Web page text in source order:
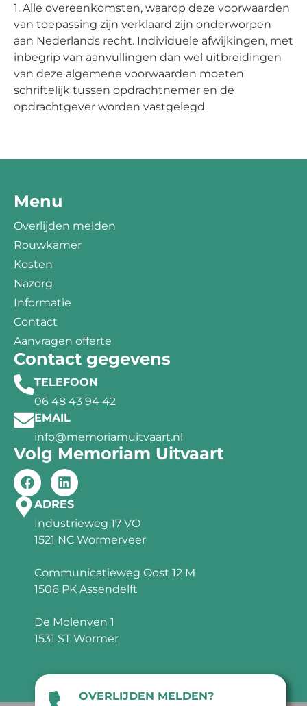
1. Alle overeenkomsten, waarop deze voorwaarden
van toepassing zijn verklaard zijn onderworpen
aan Nederlands recht. Individuele afwijkingen, met
inbegrip van aanvullingen dan wel uitbreidingen
van deze algemene voorwaarden moeten
schriftelijk tussen opdrachtnemer en de
opdrachtgever worden vastgelegd.
Menu
Overlijden melden
Rouwkamer
Kosten
Nazorg
Informatie
Contact
Aanvragen offerte
Contact gegevens
TELEFOON
06 48 43 94 42
EMAIL
info@memoriamuitvaart.nl
Volg Memoriam Uitvaart
ADRES
Industrieweg 17 VO
1521 NC Wormerveer
Communicatieweg Oost 12 M
1506 PK Assendelft
De Molenven 1
1531 ST Wormer
OVERLIJDEN MELDEN?